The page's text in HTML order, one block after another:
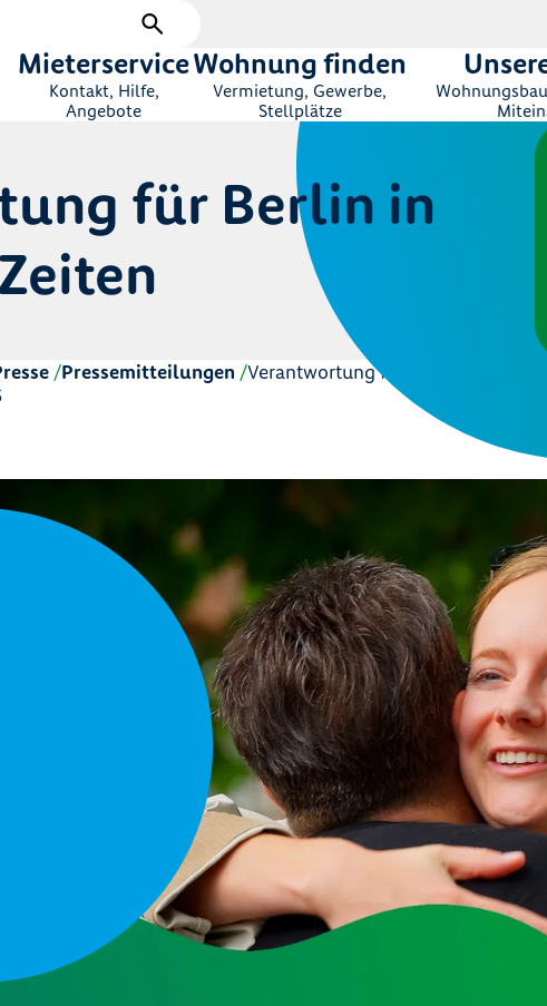
Mieterservice
Kontakt, Hilfe,
Angebote
Wohnung finden
Vermietung, Gewerbe,
Stellplätze
für Berlin in
Pressemitteilungen Verantwortung für Berlin in